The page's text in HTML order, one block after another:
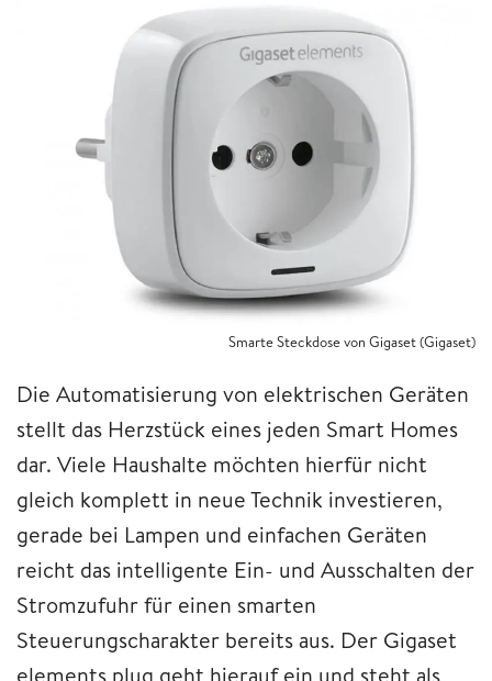
Smarte Steckdose von Gigaset (Gigaset)
Die Automatisierung von elektrischen Geräten
stellt das Herzstück eines jeden Smart Homes
dar. Viele Haushalte möchten hierfür nicht
gleich komplett in neue Technik investieren,
gerade bei Lampen und einfachen Geräten
reicht das intelligente Ein- und Ausschalten der
Stromzufuhr für einen smarten
Steuerungscharakter bereits aus. Der Gigaset